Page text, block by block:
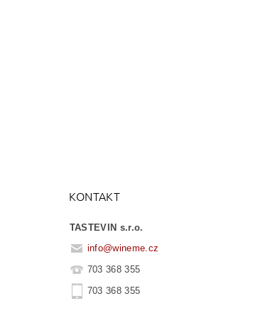
KONTAKT
TASTEVIN s.r.o.
info@wineme.cz
703 368 355
703 368 355